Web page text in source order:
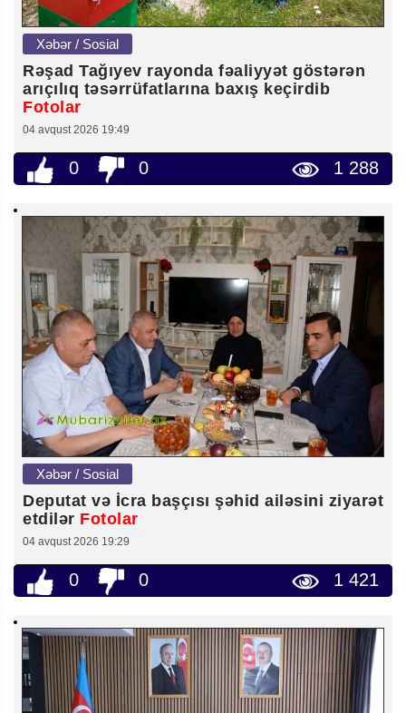
Xəbər / Sosial
Rəşad Tağıyev rayonda fəaliyyət göstərən
arıçılıq təsərrüfatlarına baxış keçirdib
Fotolar
04 avqust 2026 19:49
0 0 1 288
Xəbər / Sosial
Deputat və İcra başçısı şəhid ailəsini ziyarət
etdilər Fotolar
04 avqust 2026 19:29
0 0 1 421